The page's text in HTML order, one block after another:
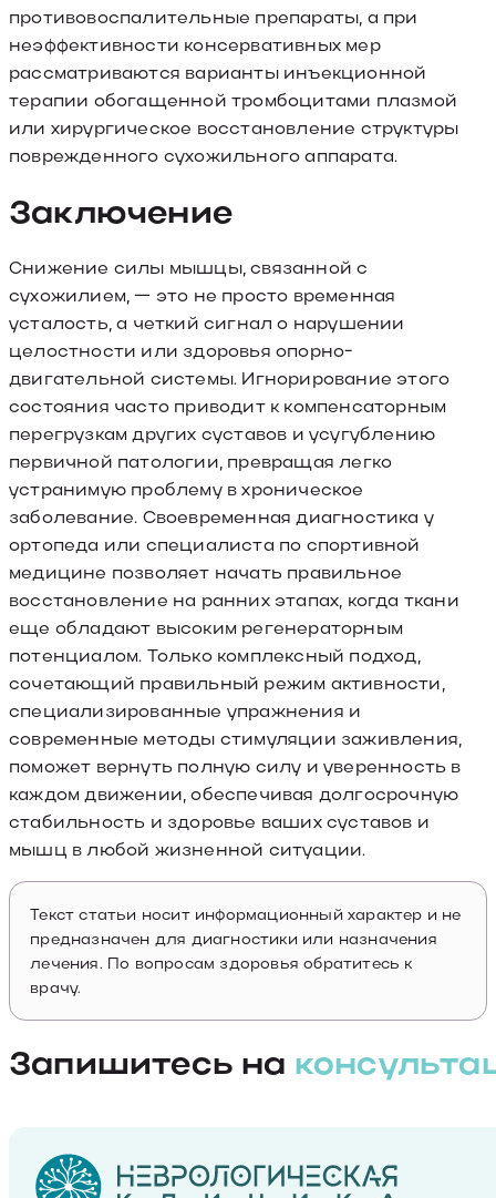
противовоспалительные препараты, а при
неэффективности консервативных мер
рассматриваются варианты инъекционной
терапии обогащенной тромбоцитами плазмой
или хирургическое восстановление структуры
поврежденного сухожильного аппарата.
Заключение
Снижение силы мышцы, связанной с
сухожилием, — это не просто временная
усталость, а четкий сигнал о нарушении
целостности или здоровья опорно-
двигательной системы. Игнорирование этого
состояния часто приводит к компенсаторным
перегрузкам других суставов и усугублению
первичной патологии, превращая легко
устранимую проблему в хроническое
заболевание. Своевременная диагностика у
ортопеда или специалиста по спортивной
медицине позволяет начать правильное
восстановление на ранних этапах, когда ткани
еще обладают высоким регенераторным
потенциалом. Только комплексный подход,
сочетающий правильный режим активности,
специализированные упражнения и
современные методы стимуляции заживления,
поможет вернуть полную силу и уверенность в
каждом движении, обеспечивая долгосрочную
стабильность и здоровье ваших суставов и
мышц в любой жизненной ситуации.
Текст статьи носит информационный характер и не
предназначен для диагностики или назначения
лечения. По вопросам здоровья обратитесь к
врачу.
Запишитесь на